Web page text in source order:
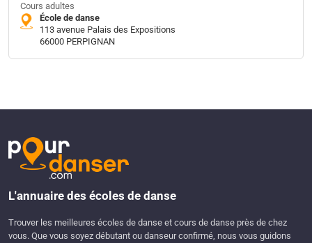
Cours adultes
École de danse
113 avenue Palais des Expositions
66000 PERPIGNAN
L'annuaire des écoles de danse
Trouver les meilleures écoles de danse et cours de danse près de chez
vous. Que vous soyez débutant ou danseur confirmé, nous vous guidons